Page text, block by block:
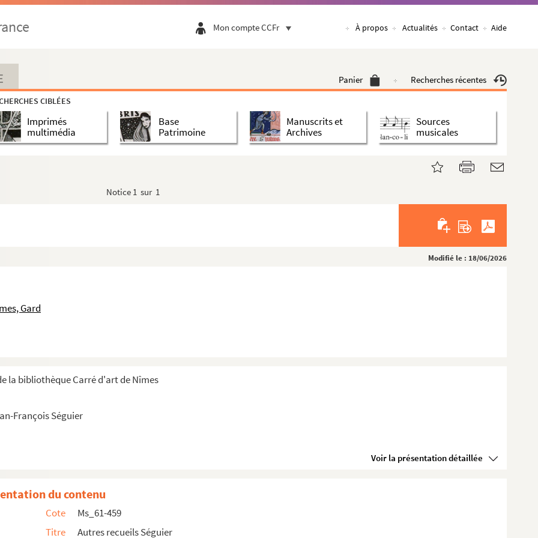
Mon compte CCFr À propos Actualités Contact Aide
Panier Recherches récentes
CIBLÉES
Imprimés
multimédia
Base
Patrimoine
Manuscrits et
Archives
Sources
musicales
Notice 1 sur 1
Modifié le : 18/06/2026
Gard
la bibliothèque Carré d'art de Nîmes
François Séguier
Voir la présentation détaillée
la table en tête.
ville de Nimes et d'ailleurs, faits par M. M...
patrio primum edidit sermone, novissime latinum feci...
de Nismes ».
la statue du Roi. Juillet 1748 ».
».
du contenu
Cote
Ms_61-459
Titre
Autres recueils Séguier